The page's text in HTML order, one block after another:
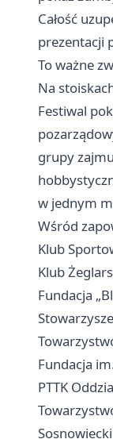
Całość
prezentacji
To ważne
Na
Festiwal
grupy
w jednym
Wśród
Klub
Klub
Fundacja
Fundacja
PTTK